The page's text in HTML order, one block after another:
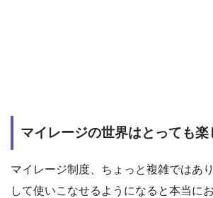
マイレージの世界はとっても楽
マイレージ制度、ちょっと複雑ではあ
して使いこなせるようになると本当にお